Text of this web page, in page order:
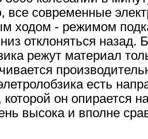
все современные
ходом - режимом
отклоняться назад.
режут материал
есть
он опирается
высока и вполне